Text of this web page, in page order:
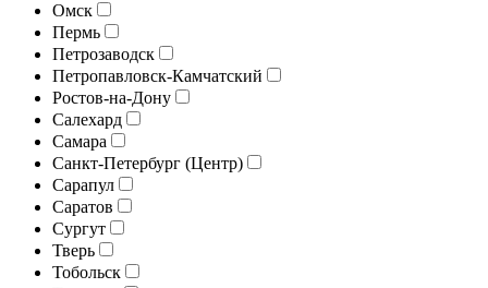
Омск
Пермь
Петрозаводск
Петропавловск-Камчатский
Ростов-на-Дону
Салехард
Самара
Санкт-Петербург (Центр)
Сарапул
Саратов
Сургут
Тверь
Тобольск